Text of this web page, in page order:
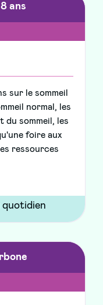
ans
sur le sommeil
normal, les
du sommeil, les
foire aux
ressources